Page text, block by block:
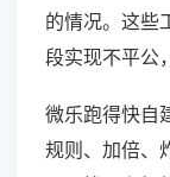
的情况。这些
段实现不平公
微乐跑得快自
规则、加倍、